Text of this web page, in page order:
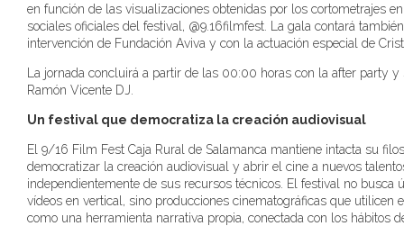
en función de las visualizaciones obtenidas por los cortometrajes
sociales oficiales del festival, @9.16filmfest. La gala contará
intervención de Fundación Aviva y con la actuación especial de
La jornada concluirá a partir de las 00:00 horas con la after party y
Ramón Vicente DJ.
Un festival que democratiza la creación audiovisual
El 9/16 Film Fest Caja Rural de Salamanca mantiene intacta su
democratizar la creación audiovisual y abrir el cine a nuevos
independientemente de sus recursos técnicos. El festival no busca
vídeos en vertical, sino producciones cinematográficas que utilicen
como una herramienta narrativa propia, conectada con los hábitos